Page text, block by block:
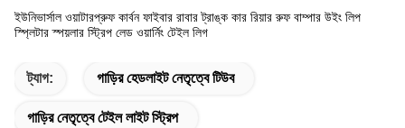
ইউনিভার্সাল ওয়াটারপ্রুফ কার্বন ফাইবার রাবার ট্রাঙ্ক কার রিয়ার রুফ বাম্পার উইং লিপ
স্প্লিটার স্পয়লার স্ট্রিপ লেড ওয়ার্নিং টেইল লিগ
ট্যাগ: গাড়ির হেডলাইট নেতৃত্বে টিউব
গাড়ির নেতৃত্বে টেইল লাইট স্ট্রিপ